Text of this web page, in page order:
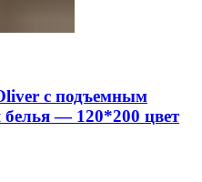
с подъемным
— 120*200 цвет